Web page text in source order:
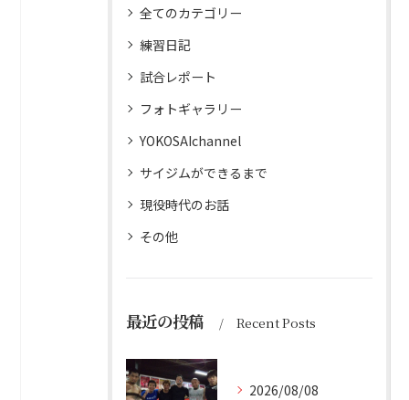
全てのカテゴリー
練習日記
試合レポート
フォトギャラリー
YOKOSAIchannel
サイジムができるまで
現役時代のお話
その他
最近の投稿 Recent Posts
2026/08/08